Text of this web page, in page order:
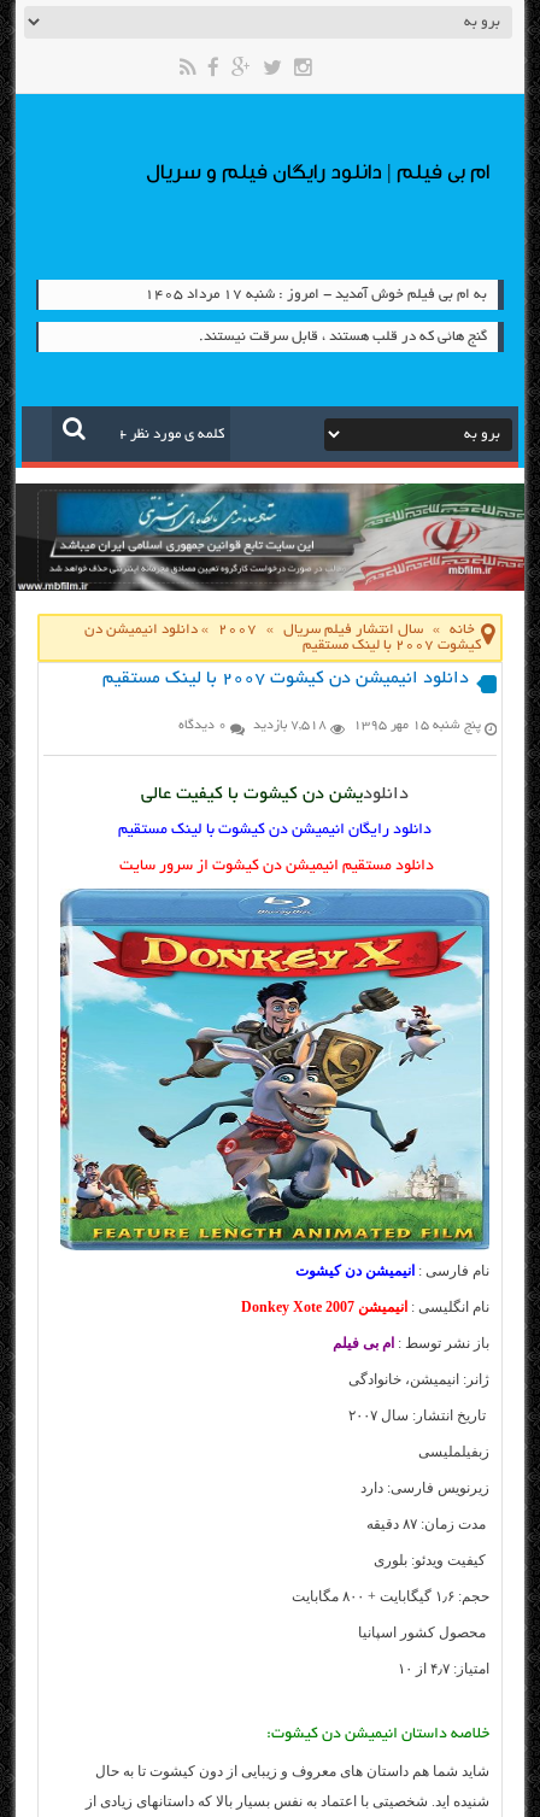
ام بی فیلم | دانلود رایگان فیلم و سریال
به ام بی فیلم خوش آمدید - امروز : شنبه ۱۷ مرداد ۱۴۰۵
گنج هائی که در قلب هستند ، قابل سرقت نیستند.
خانه » سال انتشار فیلم سریال »
2007
»دانلود انیمیشن دن
کیشوت ۲۰۰۷ با لینک مستقیم
دانلود انیمیشن دن کیشوت ۲۰۰۷ با لینک مستقیم
پنج شنبه ۱۵ مهر ۱۳۹۵ 7,518 بازدید 0 دیدگاه
دانلودیشن دن کیشوت با کیفیت عالی
دانلود رایگان انیمیشن دن کیشوت با لینک مستقیم
دانلود مستقیم انیمیشن دن کیشوت از سرور سایت
نام فارسی : انیمیشن دن کیشوت
نام انگلیسی : انیمیشن Donkey Xote 2007
باز نشر توسط : ام بی فیلم
ژانر: انیمیشن، خانوادگی
تاریخ انتشار: سال ۲۰۰۷
زبفیلملیسی
زیرنویس فارسی: دارد
مدت زمان: ۸۷ دقیقه
کیفیت ویدئو: بلوری
حجم: ۱٫۶ گیگابایت + ۸۰۰ مگابایت
محصول کشور اسپانیا
امتیاز: ۴٫۷ از ۱۰
خلاصه داستان انیمیشن دن کیشوت:
شاید شما هم داستان های معروف و زیبایی از دون کیشوت تا به حال
شنیده اید. شخصیتی با اعتماد به نفس بسیار بالا که داستانهای زیادی از